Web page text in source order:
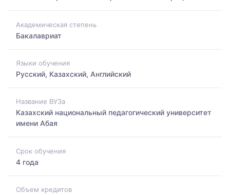
Академическая степень
Бакалавриат
Языки обучения
Русский, Казахский, Английский
Название ВУЗа
Казахский национальный педагогический университет
имени Абая
Срок обучения
4 года
Объем кредитов